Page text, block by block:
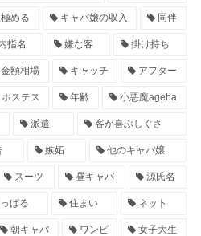
める キャバ嬢の収入 同伴
指名 嫌な客 掛け持ち
金額相場 キャッチ アフター
ステス 年齢 小悪魔ageha
派遣 客が喜ぶしぐさ
嫉妬 他のキャバ嬢
スーツ 昼キャバ 源氏名
ぱる 住まい ネット
朝キャバ ワンピ 女子大生